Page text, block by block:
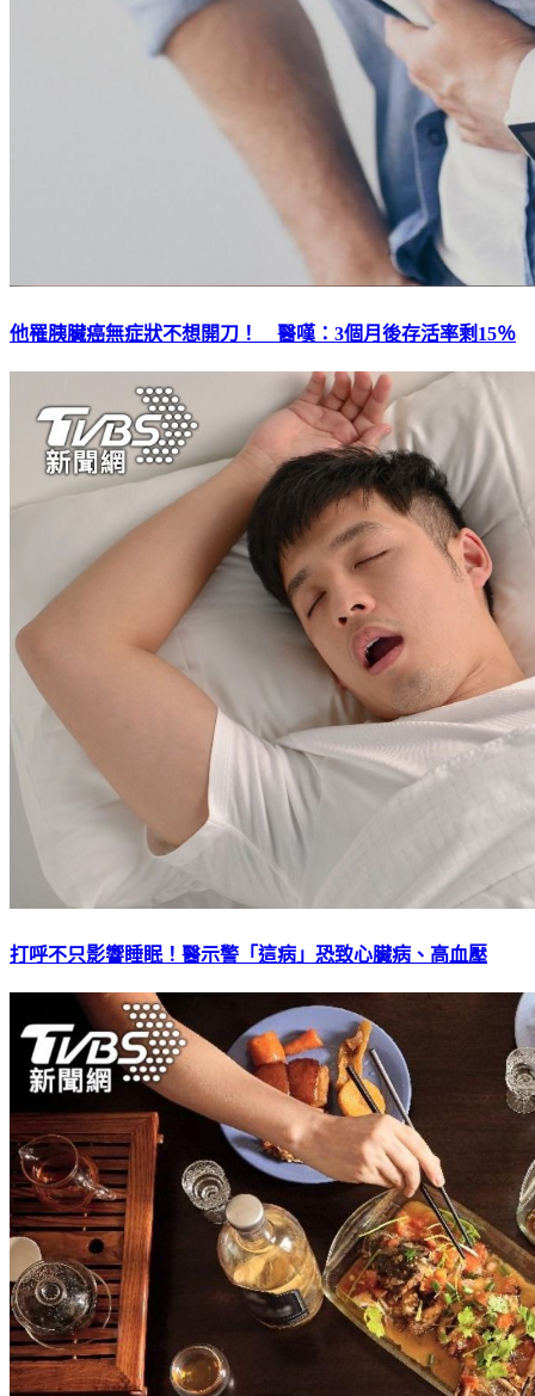
他罹胰臟癌無症狀不想開刀！ 醫嘆：3個月後存活率剩15％
打呼不只影響睡眠！醫示警「這病」恐致心臟病、高血壓